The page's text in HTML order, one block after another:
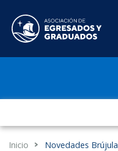
Inicio Novedades Brújula